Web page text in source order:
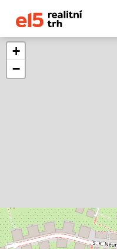
+
−